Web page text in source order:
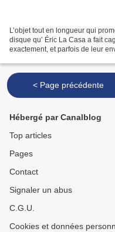
L’objet tout en longueur qui
disque qu’ Éric La Casa a fait
exactement, et parfois de leur
< Page précédente
Hébergé par Canalblog
Top articles
Pages
Contact
Signaler un abus
C.G.U.
Cookies et données